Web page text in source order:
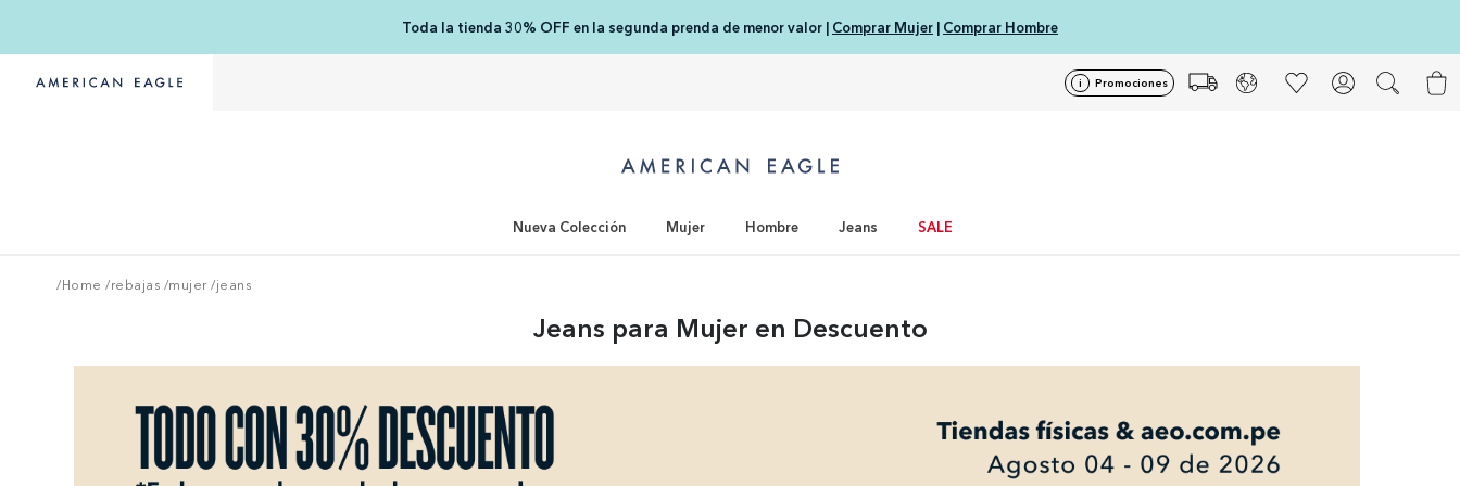
Toda la tienda 30% OFF en la segunda prenda de menor valor | Comprar Mujer | Comprar Hombre
Promociones
Nueva Colección Mujer Hombre Jeans SALE
/Home /rebajas /mujer /jeans
Jeans para Mujer en Descuento